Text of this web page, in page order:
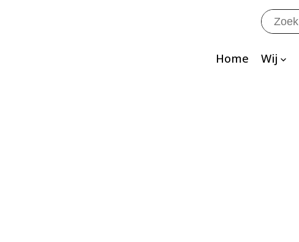
Zoeken
naar:
Home Wij